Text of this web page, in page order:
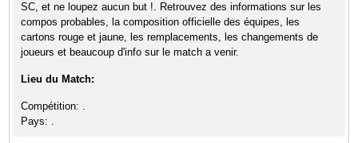
SC, et ne loupez aucun but !. Retrouvez des informations sur les
compos probables, la composition officielle des équipes, les
cartons rouge et jaune, les remplacements, les changements de
joueurs et beaucoup d'info sur le match a venir.
Lieu du Match:
Compétition: .
Pays: .